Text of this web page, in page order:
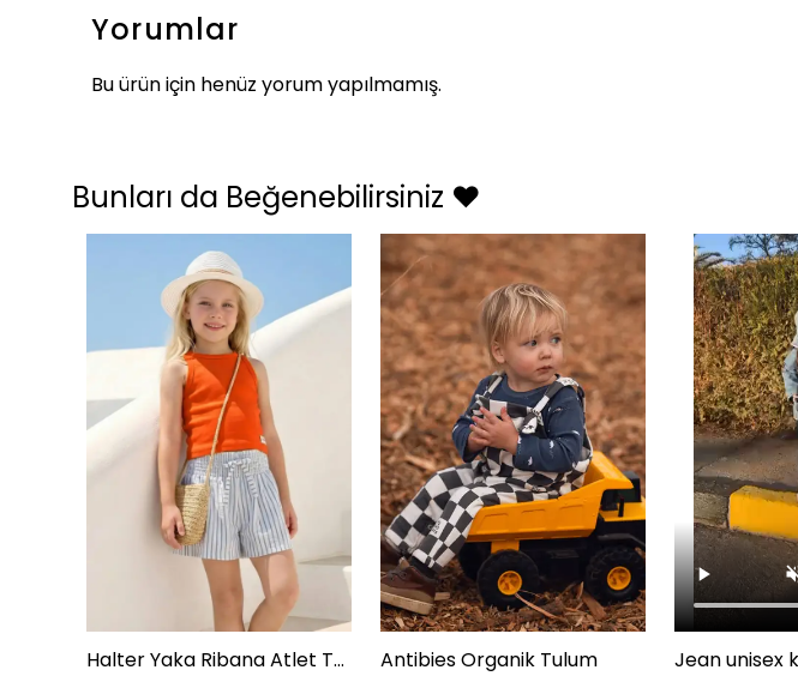
Yorumlar
Bu ürün için henüz yorum yapılmamış.
Bunları da Beğenebilirsiniz ❤️
Halter Yaka Ribana Atlet Turuncu|ZKİDS Antibies Organik Tulum